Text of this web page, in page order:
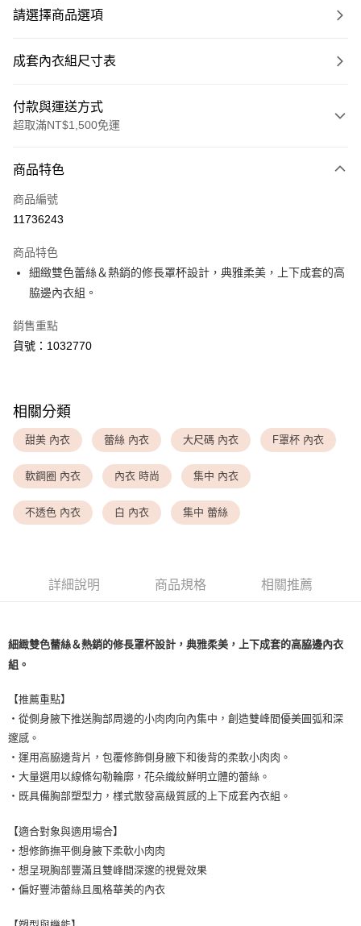
請選擇商品選項
成套內衣組尺寸表
付款與運送方式
超取滿NT$1,500免運
信用卡一次付款
超商取貨付款
Apple Pay
全家取貨付款
每筆NT$80，滿NT$1,500(含以上)免運費
<無合作配送請勿選取>萊爾富取貨付款
<無合作配送請勿選取>付款後萊爾富取貨
每筆NT$9,999
付款後7-11取貨
黑貓宅配
每筆NT$100，滿NT$1,500(含以上)免運費
離島宅配
每筆NT$200，滿NT$1,500(含以上)免運費
商品特色
商品編號
11736243
商品特色
細緻雙色蕾絲＆熱銷的修長罩杯設計，典雅柔美，上下成套的高
脇邊內衣組。
銷售重點
貨號：1032770
相關分類
甜美 內衣 蕾絲 內衣 大尺碼 內衣 F罩杯 內衣
軟鋼圈 內衣 內衣 時尚 集中 內衣
不透色 內衣 白 內衣 集中 蕾絲
詳細說明 商品規格 相關推薦
細緻雙色蕾絲＆熱銷的修長罩杯設計，典雅柔美，上下成套的高脇邊內衣
組。
【推薦重點】
・從側身腋下推送胸部周邊的小肉肉向內集中，創造雙峰間優美圓弧和深
邃感。
・運用高脇邊背片，包覆修飾側身腋下和後背的柔軟小肉肉。
・大量選用以線條勾勒輪廓，花朵織紋鮮明立體的蕾絲。
・既具備胸部塑型力，樣式散發高級質感的上下成套內衣組。
【適合對象與適用場合】
・想修飾撫平側身腋下柔軟小肉肉
・想呈現胸部豐滿且雙峰間深邃的視覺效果
・偏好豐沛蕾絲且風格華美的內衣